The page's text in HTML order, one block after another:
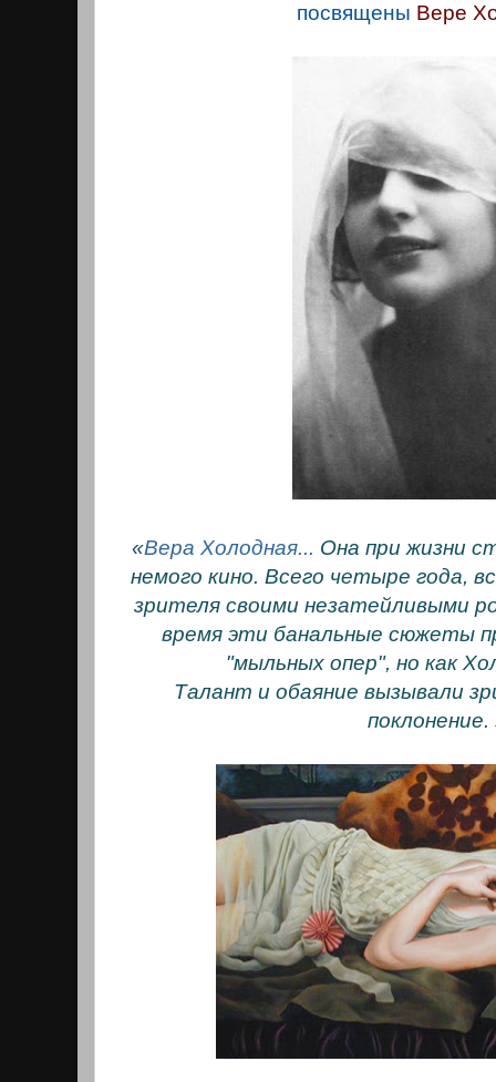
посвящены Вере
«Вера Холодная... Она при жизни
немого кино. Всего четыре года,
зрителя своими незатейливыми
время эти банальные сюжеты
"мыльных опер", но как
Талант и обаяние вызывали
поклонение.